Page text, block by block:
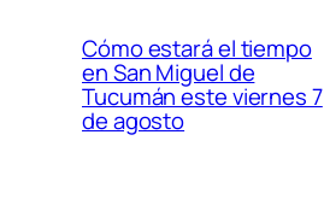
Cómo estará el tiempo
en San Miguel de
Tucumán este viernes 7
de agosto